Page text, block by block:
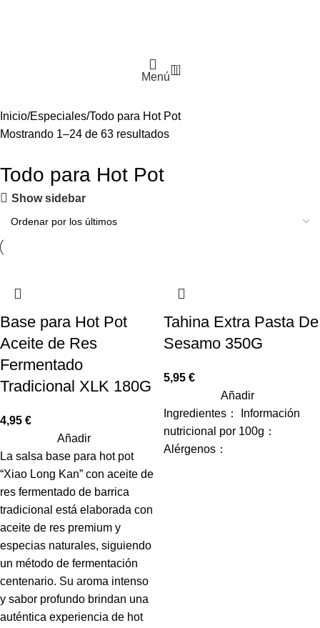
Menú
0
Inicio Especiales Todo para Hot Pot
Mostrando 1–24 de 63 resultados
Todo para Hot Pot
Show sidebar
Base para Hot Pot
Aceite de Res
Fermentado
Tradicional XLK 180G
4,95 €
Añadir
La salsa base para hot pot
“Xiao Long Kan” con aceite de
res fermentado de barrica
tradicional está elaborada con
aceite de res premium y
especias naturales, siguiendo
un método de fermentación
centenario. Su aroma intenso
y sabor profundo brindan una
auténtica experiencia de hot
Tahina Extra Pasta De
Sesamo 350G
5,95 €
Añadir
Ingredientes： Información
nutricional por 100g：
Alérgenos：